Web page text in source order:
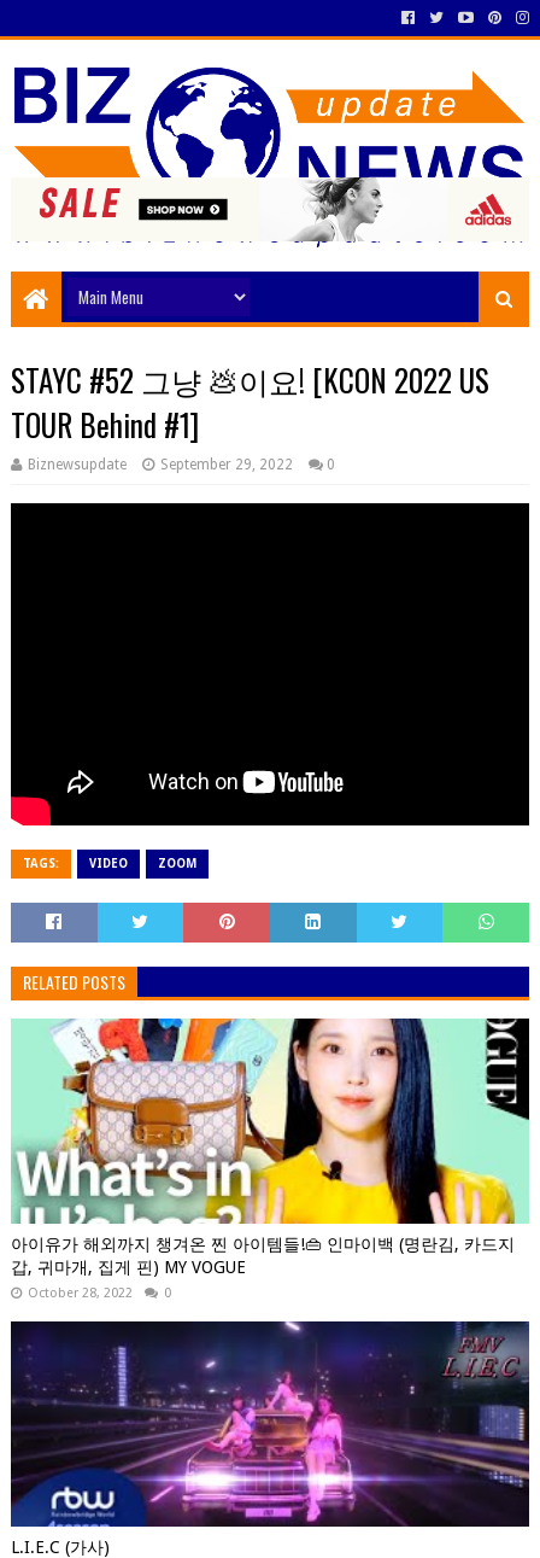
STAYC #52 그냥 💩이요! [KCON 2022 US
TOUR Behind #1]
Biznewsupdate September 29, 2022 0
TAGS: VIDEO ZOOM
RELATED POSTS
아이유가 해외까지 챙겨온 찐 아이템들!👜 인마이백 (명란김, 카드지
갑, 귀마개, 집게 핀) MY VOGUE
October 28, 2022 0
L.I.E.C (가사)